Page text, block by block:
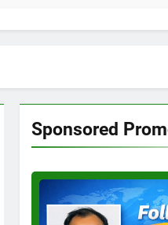
Sponsored